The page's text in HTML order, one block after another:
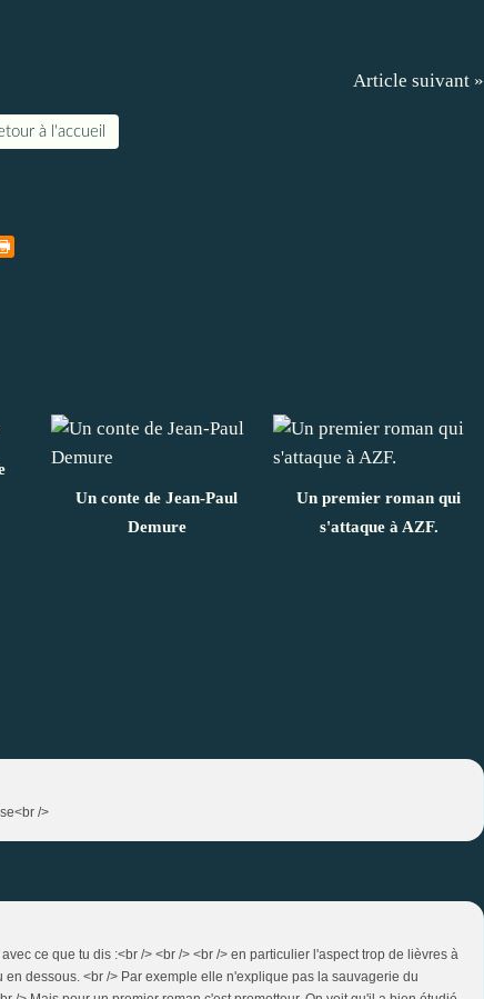
Article suivant »
à l'accueil
Un conte de Jean-Paul
Demure
Un premier roman qui
s'attaque à AZF.
/>
ce que tu dis :<br /> <br /> <br /> en particulier l'aspect trop de lièvres à
dessous. <br /> Par exemple elle n'explique pas la sauvagerie du